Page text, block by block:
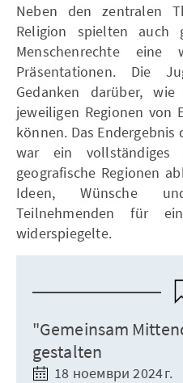
Neben den zentralen
Religion spielten auch
Menschenrechte
Präsentationen. Die
Gedanken darüber,
jeweiligen Regionen von
können. Das Endergebnis
war ein
geografische Regionen
Ideen, Wünsche
Teilnehmenden für
widerspiegelte.
"Gemeinsam
gestalten
18 ноември 2024 г.